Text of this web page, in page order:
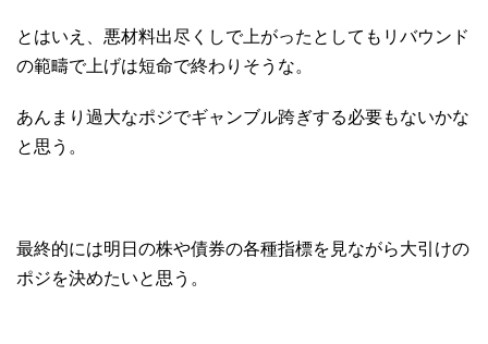
とはいえ、悪材料出尽くしで上がったとしてもリバウンド
の範疇で上げは短命で終わりそうな。
あんまり過大なポジでギャンブル跨ぎする必要もないかな
と思う。
最終的には明日の株や債券の各種指標を見ながら大引けの
ポジを決めたいと思う。